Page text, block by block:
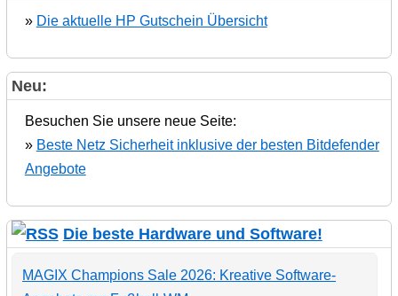
» Die aktuelle HP Gutschein Übersicht
Neu:
Besuchen Sie unsere neue Seite:
» Beste Netz Sicherheit inklusive der besten Bitdefender
Angebote
Die beste Hardware und Software!
MAGIX Champions Sale 2026: Kreative Software-